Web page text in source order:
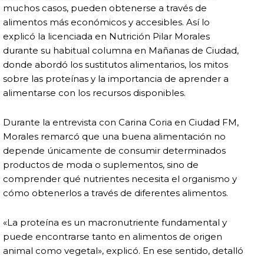
muchos casos, pueden obtenerse a través de
alimentos más económicos y accesibles. Así lo
explicó la licenciada en Nutrición Pilar Morales
durante su habitual columna en Mañanas de Ciudad,
donde abordó los sustitutos alimentarios, los mitos
sobre las proteínas y la importancia de aprender a
alimentarse con los recursos disponibles.
Durante la entrevista con Carina Coria en Ciudad FM,
Morales remarcó que una buena alimentación no
depende únicamente de consumir determinados
productos de moda o suplementos, sino de
comprender qué nutrientes necesita el organismo y
cómo obtenerlos a través de diferentes alimentos.
«La proteína es un macronutriente fundamental y
puede encontrarse tanto en alimentos de origen
animal como vegetal», explicó. En ese sentido, detalló